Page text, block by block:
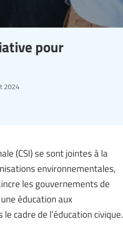
pour
2024
(CSI) se sont jointes à la
environnementales,
les gouvernements de
éducation aux
cadre de l’éducation civique.